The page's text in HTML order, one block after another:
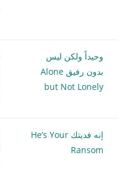
وحيداً ولكن ليس
بدون رفيق Alone
but Not Lonely
إنه فديتك He’s Your
Ransom